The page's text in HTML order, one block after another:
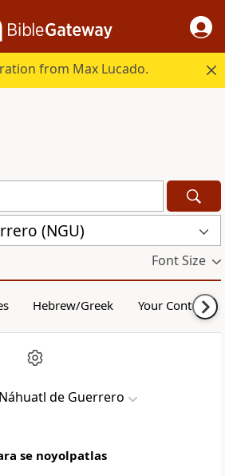
from Max Lucado.
(NGU)
Font Size
Hebrew/Greek Your Content
Náhuatl de Guerrero
se noyolpatlas